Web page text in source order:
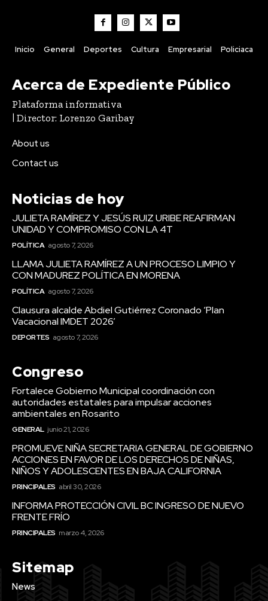
Inicio General Deportes Cultura Empresarial Policiaca
Acerca de Expediente Público
Plataforma informativa
| Director: Lorenzo Garibay
About us
Contact us
Noticias de hoy
JULIETA RAMÍREZ Y JESÚS RUIZ URIBE REAFIRMAN
UNIDAD Y COMPROMISO CON LA 4T
POLÍTICA agosto 7, 2026
LLAMA JULIETA RAMÍREZ A UN PROCESO LIMPIO Y
CON MADUREZ POLÍTICA EN MORENA
POLÍTICA agosto 7, 2026
Clausura alcalde Abdiel Gutiérrez Coronado ‘Plan
Vacacional IMDET 2026’
DEPORTES agosto 7, 2026
Congreso
Fortalece Gobierno Municipal coordinación con
autoridades estatales para impulsar acciones
ambientales en Rosarito
GENERAL junio 21, 2026
PROMUEVE NIÑA SECRETARIA GENERAL DE GOBIERNO
ACCIONES EN FAVOR DE LOS DERECHOS DE NIÑAS,
NIÑOS Y ADOLESCENTES EN BAJA CALIFORNIA
PRINCIPALES abril 30, 2026
INFORMA PROTECCIÓN CIVIL BC INGRESO DE NUEVO
FRENTE FRÍO
PRINCIPALES marzo 4, 2026
Sitemap
News